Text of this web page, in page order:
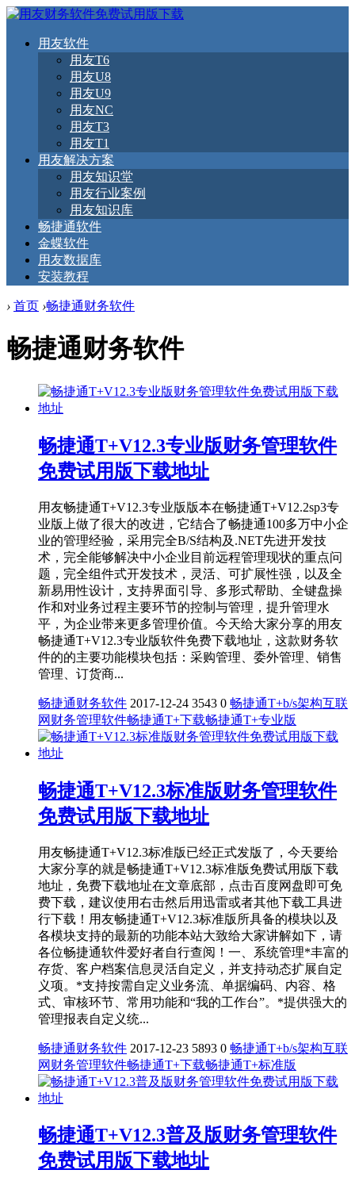
用友软件
用友T6
用友U8
用友U9
用友NC
用友T3
用友T1
用友解决方案
用友知识堂
用友行业案例
用友知识库
畅捷通软件
金蝶软件
用友数据库
安装教程
› 首页 ›畅捷通财务软件
畅捷通财务软件
畅捷通T+V12.3专业版财务管理软件
免费试用版下载地址
用友畅捷通T+V12.3专业版版本在畅捷通T+V12.2sp3专
业版上做了很大的改进，它结合了畅捷通100多万中小企
业的管理经验，采用完全B/S结构及.NET先进开发技
术，完全能够解决中小企业目前远程管理现状的重点问
题，完全组件式开发技术，灵活、可扩展性强，以及全
新易用性设计，支持界面引导、多形式帮助、全键盘操
作和对业务过程主要环节的控制与管理，提升管理水
平，为企业带来更多管理价值。今天给大家分享的用友
畅捷通T+V12.3专业版软件免费下载地址，这款财务软
件的的主要功能模块包括：采购管理、委外管理、销售
管理、订货商...
畅捷通财务软件 2017-12-24 3543 0 畅捷通T+b/s架构互联
网财务管理软件畅捷通T+下载畅捷通T+专业版
畅捷通T+V12.3标准版财务管理软件
免费试用版下载地址
用友畅捷通T+V12.3标准版已经正式发版了，今天要给
大家分享的就是畅捷通T+V12.3标准版免费试用版下载
地址，免费下载地址在文章底部，点击百度网盘即可免
费下载，建议使用右击然后用迅雷或者其他下载工具进
行下载！用友畅捷通T+V12.3标准版所具备的模块以及
各模块支持的最新的功能本站大致给大家讲解如下，请
各位畅捷通软件爱好者自行查阅！一、系统管理*丰富的
存货、客户档案信息灵活自定义，并支持动态扩展自定
义项。*支持按需自定义业务流、单据编码、内容、格
式、审核环节、常用功能和“我的工作台”。*提供强大的
管理报表自定义统...
畅捷通财务软件 2017-12-23 5893 0 畅捷通T+b/s架构互联
网财务管理软件畅捷通T+下载畅捷通T+标准版
畅捷通T+V12.3普及版财务管理软件
免费试用版下载地址